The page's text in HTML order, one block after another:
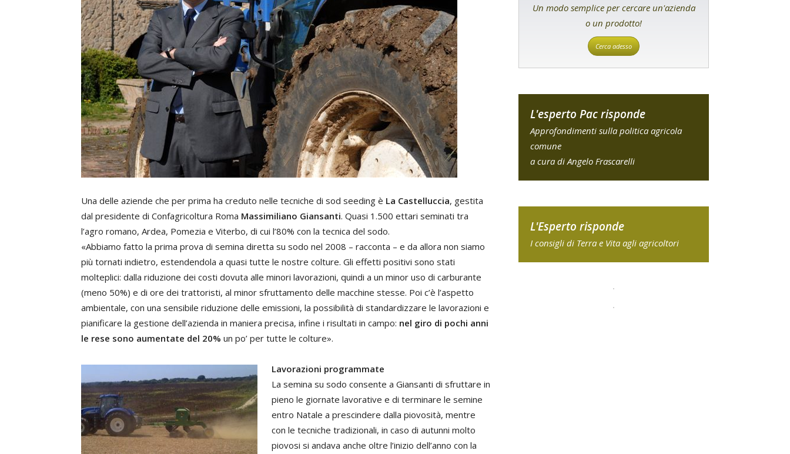
Una delle aziende che per prima ha creduto nelle tecniche di sod seeding è La Castelluccia, gestita
dal presidente di Confagricoltura Roma Massimiliano Giansanti. Quasi 1.500 ettari seminati tra
l’agro romano, Ardea, Pomezia e Viterbo, di cui l’80% con la tecnica del sodo.
«Abbiamo fatto la prima prova di semina diretta su sodo nel 2008 – racconta – e da allora non siamo
più tornati indietro, estendendola a quasi tutte le nostre colture. Gli effetti positivi sono stati
molteplici: dalla riduzione dei costi dovuta alle minori lavorazioni, quindi a un minor uso di carburante
(meno 50%) e di ore dei trattoristi, al minor sfruttamento delle macchine stesse. Poi c’è l’aspetto
ambientale, con una sensibile riduzione delle emissioni, la possibilità di standardizzare le lavorazioni e
pianificare la gestione dell’azienda in maniera precisa, infine i risultati in campo: nel giro di pochi anni
le rese sono aumentate del 20% un po’ per tutte le colture».
Lavorazioni programmate
La semina su sodo consente a Giansanti di sfruttare in
pieno le giornate lavorative e di terminare le semine
entro Natale a prescindere dalla piovosità, mentre
con le tecniche tradizionali, in caso di autunni molto
piovosi si andava anche oltre l’inizio dell’anno con la
Un modo semplice per cercare un'azienda
o un prodotto!
Cerca adesso
L'esperto Pac risponde
Approfondimenti sulla politica agricola
comune
a cura di Angelo Frascarelli
L'Esperto risponde
I consigli di Terra e Vita agli agricoltori